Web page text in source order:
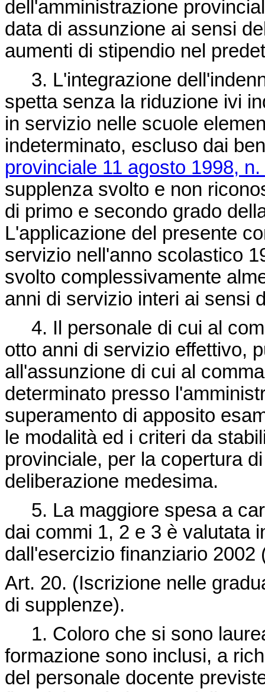
dell'amministrazione
data di assunzione ai sensi
aumenti di stipendio nel
3. L'integrazione
spetta senza la riduzione ivi
in servizio nelle scuole
indeterminato, escluso dai
provinciale 11 agosto 1998, n.
supplenza svolto e non
di primo e secondo grado
L'applicazione del presente
servizio nell'anno scolastico
svolto complessivamente
anni di servizio interi ai sensi
4. Il personale di cui al
otto anni di servizio effettivo,
all'assunzione di cui al
determinato presso
superamento di apposito
le modalità ed i criteri da
provinciale, per la copertura
deliberazione medesima.
5. La maggiore spesa a
dai commi 1, 2 e 3 è valutata
dall'esercizio finanziario 2002
Art. 20. (Iscrizione nelle
di supplenze).
1. Coloro che si sono
formazione sono inclusi, a
del personale docente